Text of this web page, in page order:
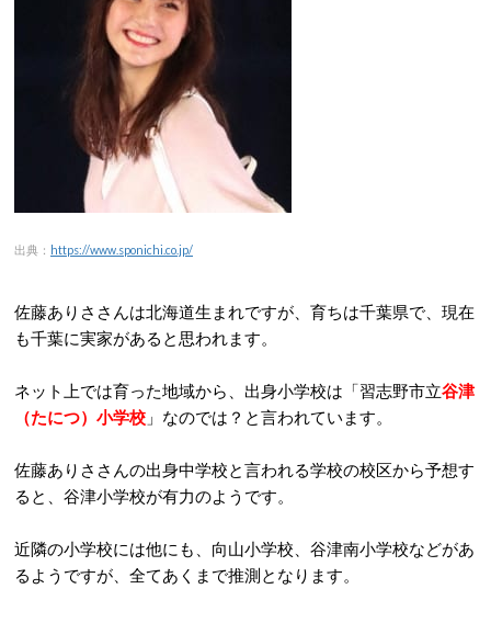
出典： https://www.sponichi.co.jp/
佐藤ありささんは北海道生まれですが、育ちは千葉県で、現在
も千葉に実家があると思われます。
ネット上では育った地域から、出身小学校は「習志野市立谷津
（たにつ）小学校 」なのでは？と言われています。
佐藤ありささんの出身中学校と言われる学校の校区から予想す
ると、谷津小学校が有力のようです。
近隣の小学校には他にも、向山小学校、谷津南小学校などがあ
るようですが、全てあくまで推測となります。